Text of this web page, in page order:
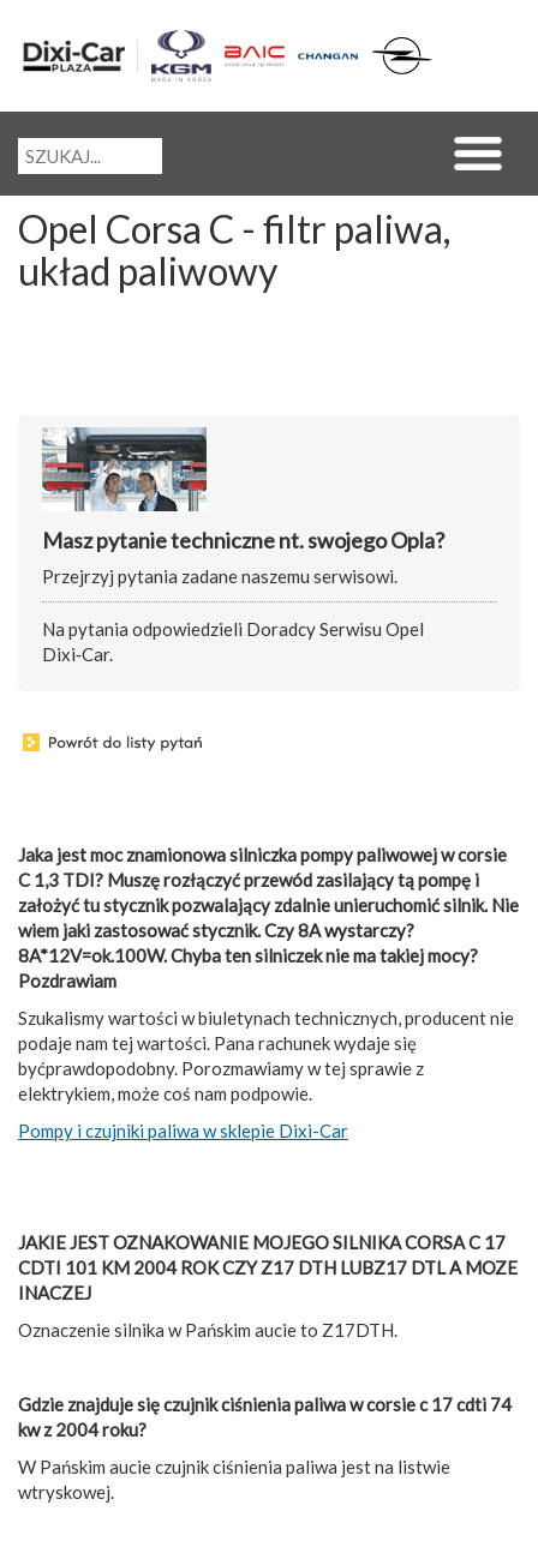
Opel Corsa C - filtr paliwa,
układ paliwowy
Masz pytanie techniczne nt. swojego Opla?
Przejrzyj pytania zadane naszemu serwisowi.
Na pytania odpowiedzieli Doradcy Serwisu Opel
Dixi‑Car.
Jaka jest moc znamionowa silniczka pompy paliwowej w corsie
C 1,3 TDI? Muszę rozłączyć przewód zasilający tą pompę i
założyć tu stycznik pozwalający zdalnie unieruchomić silnik. Nie
wiem jaki zastosować stycznik. Czy 8A wystarczy?
8A*12V=ok.100W. Chyba ten silniczek nie ma takiej mocy?
Pozdrawiam
Szukalismy wartości w biuletynach technicznych, producent nie
podaje nam tej wartości. Pana rachunek wydaje się
byćprawdopodobny. Porozmawiamy w tej sprawie z
elektrykiem, może coś nam podpowie.
Pompy i czujniki paliwa w sklepie Dixi-Car
JAKIE JEST OZNAKOWANIE MOJEGO SILNIKA CORSA C 17
CDTI 101 KM 2004 ROK CZY Z17 DTH LUBZ17 DTL A MOZE
INACZEJ
Oznaczenie silnika w Pańskim aucie to Z17DTH.
Gdzie znajduje się czujnik ciśnienia paliwa w corsie c 17 cdti 74
kw z 2004 roku?
W Pańskim aucie czujnik ciśnienia paliwa jest na listwie
wtryskowej.